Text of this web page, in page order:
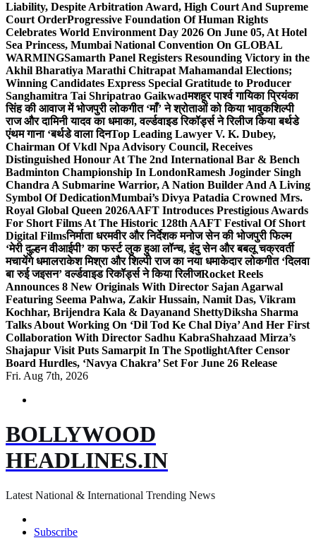
Liability, Despite Arbitration Award, High Court And Supreme
Court OrderProgressive Foundation Of Human Rights
Celebrates World Environment Day 2026 On June 05, At Hotel
Sea Princess, Mumbai National Convention On GLOBAL
WARMINGSamarth Panel Registers Resounding Victory in the
Akhil Bharatiya Marathi Chitrapat Mahamandal Elections;
Winning Candidates Express Special Gratitude to Producer
Sanghamitra Tai Shripatrao Gaikwadमशहूर पार्श्व गायिका प्रियंका
सिंह की आवाज में भोजपुरी लोकगीत ‘माँ’ ने श्रोताओं को किया भावुकशिल्पी
राज और दामिनी यादव का धमाका, वर्ल्डवाइड रिकॉर्ड्स ने रिलीज किया बर्थडे
एंथम गाना ‘बर्थडे वाला दिनTop Leading Lawyer V. K. Dubey,
Chairman Of Vkdl Npa Advisory Council, Receives
Distinguished Honour At The 2nd International Bar & Bench
Badminton Championship In LondonRamesh Joginder Singh
Chandra A Submarine Warrior, A Nation Builder And A Living
Symbol Of DedicationMumbai’s Divya Patadia Crowned Mrs.
Royal Global Queen 2026AAFT Introduces Prestigious Awards
For Short Films At The Historic 128th AAFT Festival Of Short
Digital Filmsनिर्माता धरमवीर और निर्देशक मनोज सेन की भोजपुरी फिल्म
‘मेरी दुल्हन वीआईपी’ का फर्स्ट लुक हुआ लॉन्च, इंदु सेन और बबलू चक्रवर्ती
मचायेंगे धमालराकेश मिश्रा और शिल्पी राज का नया धमाकेदार लोकगीत ‘दिलवा
बा रुई जइसन’ वर्ल्डवाइड रिकॉर्ड्स ने किया रिलीजRocket Reels
Announces 8 New Originals With Director Sajan Agarwal
Featuring Seema Pahwa, Zakir Hussain, Namit Das, Vikram
Kochhar, Brijendra Kala & Dayanand ShettyDiksha Sharma
Talks About Working On ‘Dil Tod Ke Chal Diya’ And Her First
Collaboration With Director Sadhu KabraShahzaad Mirza’s
Shajapur Visit Puts Samarpit In The SpotlightAfter Censor
Board Hurdles, ‘Navya Chakra’ Set For June 26 Release
Fri. Aug 7th, 2026
BOLLYWOOD
HEADLINES.IN
Latest National & International Trending News
Subscribe